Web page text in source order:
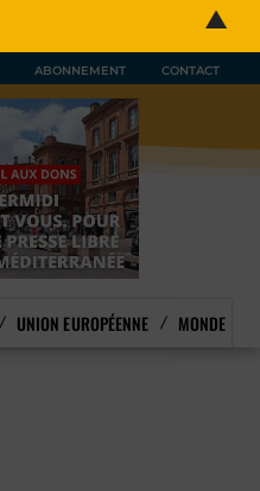
ABONNEMENT CONTACT
UNION EUROPÉENNE MONDE
▲